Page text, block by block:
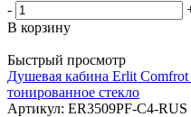
-
В корзину
Быстрый просмотр
Душевая кабина Erlit
тонированное стекло
Артикул: ER3509PF-C4-RUS